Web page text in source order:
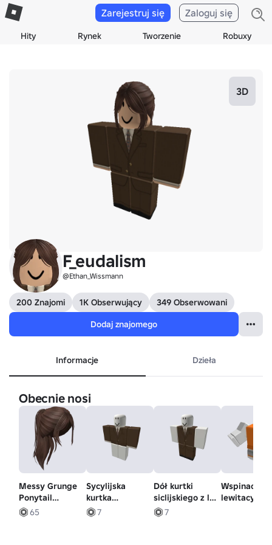
Hity Rynek Tworzenie Robuxy
Zarejestruj się Zaloguj się
3D
F_eudalism
@Ethan_Wissmann
200 Znajomi 1K Obserwujący
349 Obserwowani
Dodaj znajomego
Informacje Dzieła
Obecnie nosi
Messy Grunge
Ponytail
(brązowy)
65
Sycylijska
kurtka
garniturowa z
1930 roku
7
Dół kurtki
siclijskiego z lat
30. XX wieku
7
Wspinaczka
lewitacyjna